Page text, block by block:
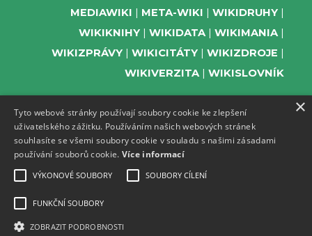
MEDIAWIKI
META-WIKI
WIKIDRUHY
WIKIKNIHY
WIKIDATA
WIKIMANIA
WIKIZPRÁVY
WIKICITÁTY
WIKIZDROJE
WIKIVERZITA
WIKISLOVNÍK
PODPOŘTE NÁS
ODEBÍREJTE NEWSLETTER
TELEGRAM UDÁLOSTÍ WMČR
×
Tyto webové stránky používají soubory cookie ke zlepšení
uživatelského zážitku. Používáním našich webových stránek
souhlasíte se všemi soubory cookie v souladu s našimi zásadami
používání souborů cookie. Více informací
VÝKONOVÉ SOUBORY SOUBORY CÍLENÍ
FUNKČNÍ SOUBORY
ZOBRAZIT PODROBNOSTI